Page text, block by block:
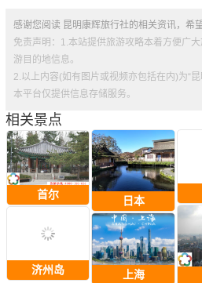
感谢您阅读 昆明康辉旅行社的相关资讯，希
免责声明：1.本站提供旅游攻略本着方便广
游目的地信息。
2.以上内容(如有图片或视频亦包括在内)为“昆
本平台仅提供信息存储服务。
相关景点
首尔
济州岛
日本
上海